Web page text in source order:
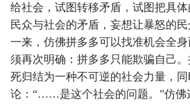
给社会，试图转移矛盾，试图把具
民众与社会的矛盾，妄想让暴怒的
一来，仿佛拼多多可以找准机会全
须再次明确：拼多多只能欺骗自己
死归结为一种不可逆的社会力量，
论：“……是这个社会的问题。”仿佛